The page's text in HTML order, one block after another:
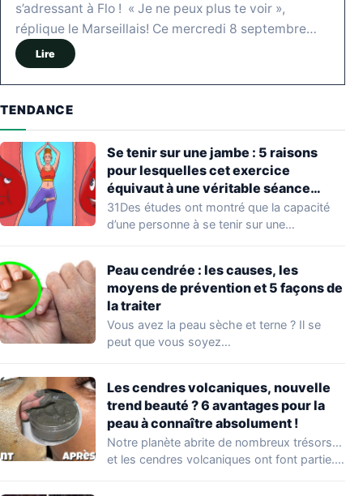
s’adressant à Flo ! « Je ne peux plus te voir »,
réplique le Marseillais! Ce mercredi 8 septembre…
Lire
TENDANCE
Se tenir sur une jambe : 5 raisons
pour lesquelles cet exercice
équivaut à une véritable séance
d’entraînement
31Des études ont montré que la capacité
d’une personne à se tenir sur une…
Peau cendrée : les causes, les
moyens de prévention et 5 façons de
la traiter
Vous avez la peau sèche et terne ? Il se
peut que vous soyez…
Les cendres volcaniques, nouvelle
trend beauté ? 6 avantages pour la
peau à connaître absolument !
Notre planète abrite de nombreux trésors…
et les cendres volcaniques ont font partie.